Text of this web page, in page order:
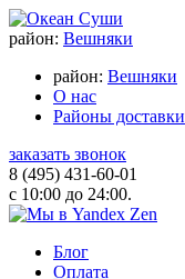
район: Вешняки
район: Вешняки
О нас
Районы доставки
заказать звонок
8 (495) 431-60-01
с 10:00 до 24:00.
Блог
Оплата